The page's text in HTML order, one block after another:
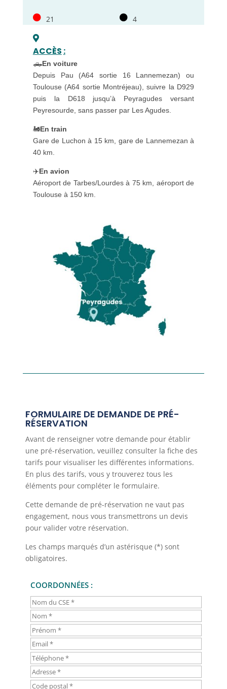
21 4
ACCÈS :
🛻En voiture
Depuis Pau (A64 sortie 16 Lannemezan) ou
Toulouse (A64 sortie Montréjeau), suivre la D929
puis la D618 jusqu’à Peyragudes versant
Peyresourde, sans passer par Les Agudes.
🚂En train
Gare de Luchon à 15 km, gare de Lannemezan à
40 km.
✈️En avion
Aéroport de Tarbes/Lourdes à 75 km, aéroport de
Toulouse à 150 km.
FORMULAIRE DE DEMANDE DE PRÉ-
RÉSERVATION
Avant de renseigner votre demande pour établir
une pré-réservation, veuillez consulter la fiche des
tarifs pour visualiser les différentes informations.
En plus des tarifs, vous y trouverez tous les
éléments pour compléter le formulaire.
Cette demande de pré-réservation ne vaut pas
engagement, nous vous transmettrons un devis
pour valider votre réservation.
Les champs marqués d’un astérisque (*) sont
obligatoires.
COORDONNÉES :